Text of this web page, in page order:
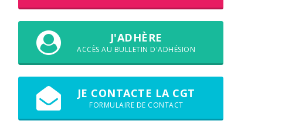
J'ADHÈRE
ACCÈS AU BULLETIN D'ADHÉSION
JE CONTACTE LA CGT
FORMULAIRE DE CONTACT